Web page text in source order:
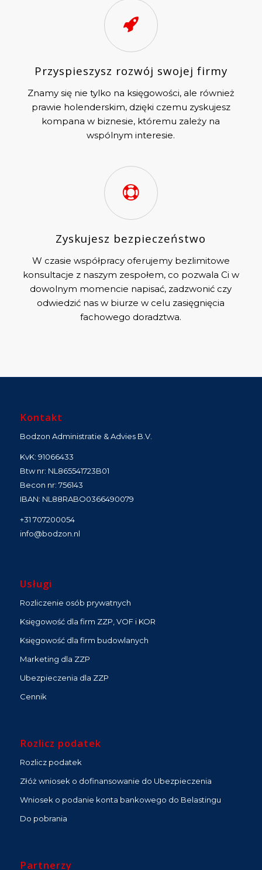
Przyspieszysz rozwój swojej firmy
Znamy się nie tylko na księgowości, ale również
prawie holenderskim, dzięki czemu zyskujesz
kompana w biznesie, któremu zależy na
wspólnym interesie.
Zyskujesz bezpieczeństwo
W czasie współpracy oferujemy bezlimitowe
konsultacje z naszym zespołem, co pozwala Ci w
dowolnym momencie napisać, zadzwonić czy
odwiedzić nas w biurze w celu zasięgnięcia
fachowego doradztwa.
Kontakt
Bodzon Administratie & Advies B.V.
KvK: 91066433
Btw nr: NL865541723B01
Becon nr: 756143
IBAN: NL88RABO0366490079
+31 707200054
info@bodzon.nl
Usługi
Rozliczenie osób prywatnych
Księgowość dla firm ZZP, VOF i KOR
Księgowość dla firm budowlanych
Marketing dla ZZP
Ubezpieczenia dla ZZP
Cennik
Rozlicz podatek
Rozlicz podatek
Złóż wniosek o dofinansowanie do Ubezpieczenia
Wniosek o podanie konta bankowego do Belastingu
Do pobrania
Partnerzy